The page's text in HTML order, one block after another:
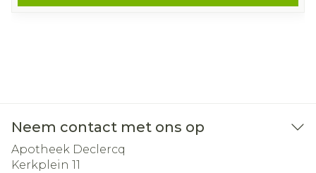
Neem contact met ons op
Apotheek Declercq
Kerkplein 11